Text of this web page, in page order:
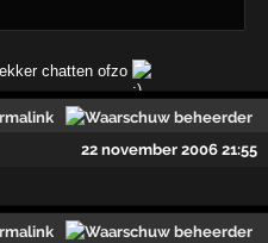
chatten ofzo
22 november 2006 21:55